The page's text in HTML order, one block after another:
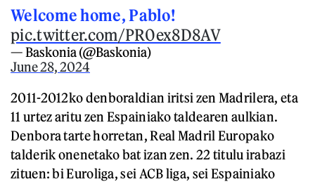
Welcome home, Pablo!
pic.twitter.com/PR0ex8D8AV
— Baskonia (@Baskonia)
June 28, 2024
2011-2012ko denboraldian iritsi zen Madrilera, eta
11 urtez aritu zen Espainiako taldearen aulkian.
Denbora tarte horretan, Real Madril Europako
talderik onenetako bat izan zen. 22 titulu irabazi
zituen: bi Euroliga, sei ACB liga, sei Espainiako